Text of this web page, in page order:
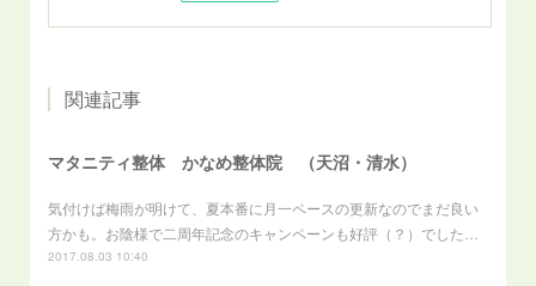
関連記事
マタニティ整体 かなめ整体院 （天沼・清水）
気付けば梅雨が明けて、夏本番に月一ペースの更新なのでまだ良い
方かも。お陰様で二周年記念のキャンペーンも好評（？）でした…
2017.08.03 10:40